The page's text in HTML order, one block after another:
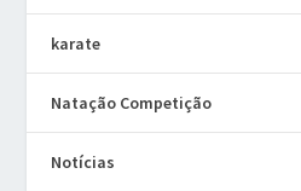
karate
Natação Competição
Notícias